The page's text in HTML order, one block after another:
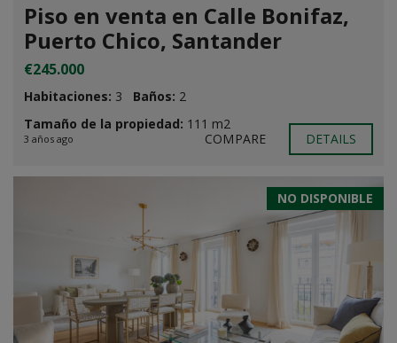
Piso en venta en Calle Bonifaz,
Puerto Chico, Santander
€245.000
Habitaciones: 3 Baños: 2
Tamaño de la propiedad: 111 m2
3 años ago COMPARE DETAILS
NO DISPONIBLE